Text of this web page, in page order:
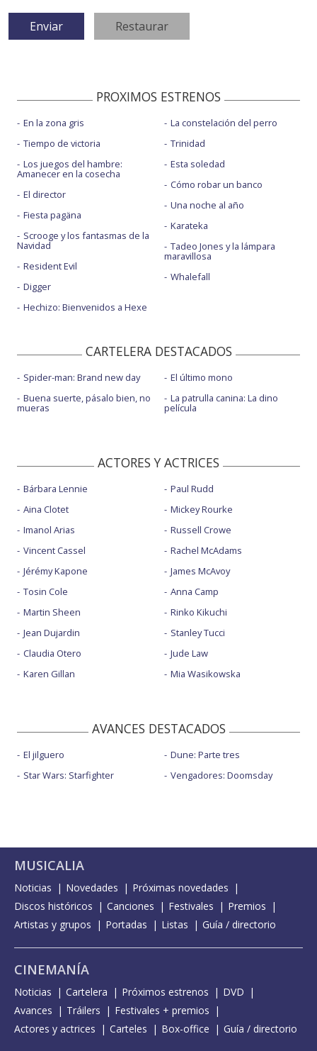
PROXIMOS ESTRENOS
En la zona gris
Tiempo de victoria
Los juegos del hambre:
Amanecer en la cosecha
El director
Fiesta pagäna
Scrooge y los fantasmas de la
Navidad
Resident Evil
Digger
Hechizo: Bienvenidos a Hexe
La constelación del perro
Trinidad
Esta soledad
Cómo robar un banco
Una noche al año
Karateka
Tadeo Jones y la lámpara
maravillosa
Whalefall
CARTELERA DESTACADOS
Spider-man: Brand new day
Buena suerte, pásalo bien, no
mueras
El último mono
La patrulla canina: La dino
película
ACTORES Y ACTRICES
Bárbara Lennie
Aina Clotet
Imanol Arias
Vincent Cassel
Jérémy Kapone
Tosin Cole
Martin Sheen
Jean Dujardin
Claudia Otero
Karen Gillan
Paul Rudd
Mickey Rourke
Russell Crowe
Rachel McAdams
James McAvoy
Anna Camp
Rinko Kikuchi
Stanley Tucci
Jude Law
Mia Wasikowska
AVANCES DESTACADOS
El jilguero
Star Wars: Starfighter
Dune: Parte tres
Vengadores: Doomsday
MUSICALIA
Noticias Novedades
Próximas novedades
Discos históricos
Canciones Festivales
Premios
Artistas y grupos
Portadas Listas Guía / directorio
CINEMANÍA
Noticias Cartelera Próximos estrenos
DVD
Avances
Tráilers
Festivales + premios
Actores y actrices
Carteles Box-office Guía / directorio